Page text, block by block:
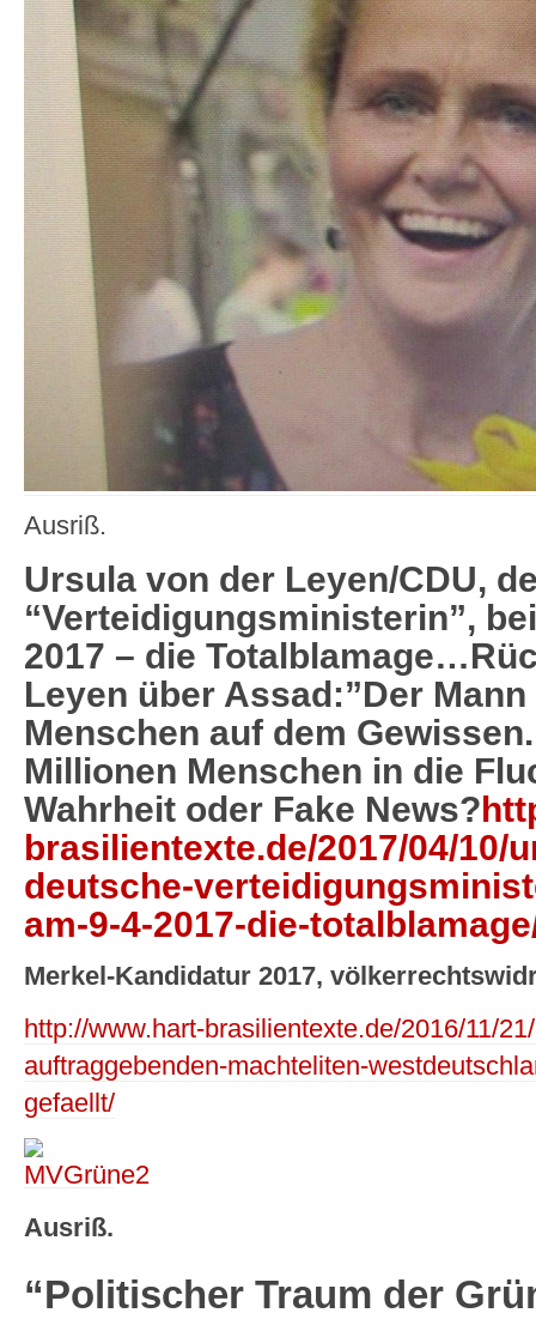
Ausriß.
Ursula von der Leyen/CDU,
“Verteidigungsministerin”,
2017 – die
Leyen über Assad:”Der Mann
Menschen auf dem
Millionen Menschen in die
Wahrheit oder Fake News?
brasilientexte.de/2017/04/10/
deutsche-
am-9-4-2017-die-
Merkel-Kandidatur 2017,
http://www.hart-brasilientexte.de/2016/11/
auftraggebenden-machteliten-
gefaellt/
Ausriß.
“Politischer Traum der